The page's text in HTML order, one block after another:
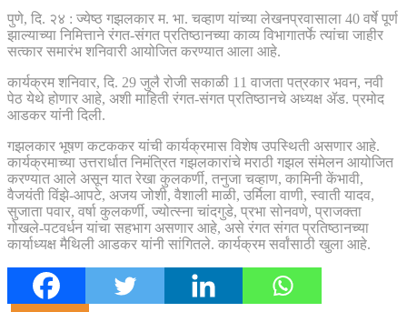
पुणे, दि. २४ : ज्येष्ठ गझलकार म. भा. चव्हाण यांच्या लेखनप्रवासाला 40 वर्षे पूर्ण
झाल्याच्या निमित्ताने रंगत-संगत प्रतिष्ठानच्या काव्य विभागातर्फे त्यांचा जाहीर
सत्कार समारंभ शनिवारी आयोजित करण्यात आला आहे.
कार्यक्रम शनिवार, दि. 29 जुलै रोजी सकाळी 11 वाजता पत्रकार भवन, नवी
पेठ येथे होणार आहे, अशी माहिती रंगत-संगत प्रतिष्ठानचे अध्यक्ष ॲड. प्रमोद
आडकर यांनी दिली.
गझलकार भूषण कटककर यांची कार्यक्रमास विशेष उपस्थिती असणार आहे.
कार्यक्रमाच्या उत्तरार्धात निमंत्रित गझलकारांचे मराठी गझल संमेलन आयोजित
करण्यात आले असून यात रेखा कुलकर्णी, तनुजा चव्हाण, कामिनी केंभावी,
वैजयंती विंझे-आपटे, अजय जोशी, वैशाली माळी, उर्मिला वाणी, स्वाती यादव,
सुजाता पवार, वर्षा कुलकर्णी, ज्योत्स्ना चांदगुडे, प्रभा सोनवणे, प्राजक्ता
गोखले-पटवर्धन यांचा सहभाग असणार आहे, असे रंगत संगत प्रतिष्ठानच्या
कार्याध्यक्ष मैथिली आडकर यांनी सांगितले. कार्यक्रम सर्वांसाठी खुला आहे.